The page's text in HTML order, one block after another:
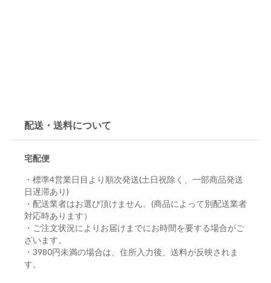
配送・送料について
宅配便
・標準4営業日目より順次発送(土日祝除く、一部商品発送
日遅滞あり)
・配送業者はお選び頂けません。(商品によって別配送業者
対応時あります）
・ご注文状況によりお届けまでにお時間を要する場合がご
ざいます。
・3980円未満の場合は、住所入力後、送料が反映されま
す。